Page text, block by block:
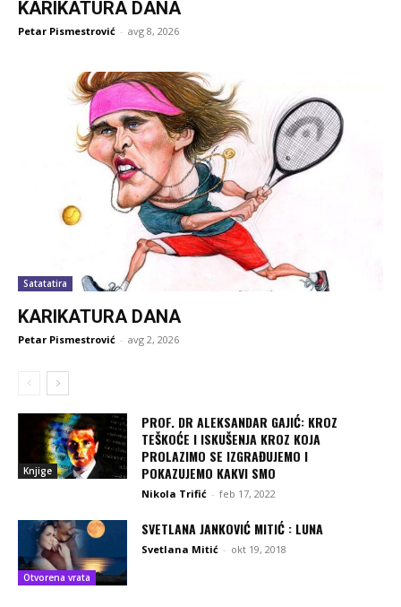
KARIKATURA DANA
Petar Pismestrović - avg 8, 2026
Satatatira
KARIKATURA DANA
Petar Pismestrović - avg 2, 2026
Knjige
PROF. DR ALEKSANDAR GAJIĆ: KROZ
TEŠKOĆE I ISKUŠENJA KROZ KOJA
PROLAZIMO SE IZGRAĐUJEMO I
POKAZUJEMO KAKVI SMO
Nikola Trifić - feb 17, 2022
Otvorena vrata
SVETLANA JANKOVIĆ MITIĆ : LUNA
Svetlana Mitić - okt 19, 2018